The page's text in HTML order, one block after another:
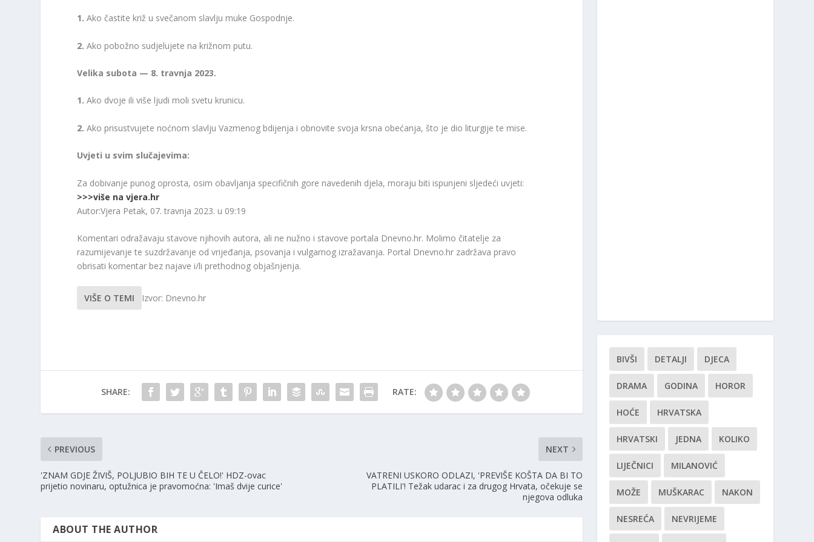
1. Ako častite križ u svečanom slavlju muke Gospodnje.
2. Ako pobožno sudjelujete na križnom putu.
Velika subota — 8. travnja 2023.
1.Ako dvoje ili više ljudi moli svetu krunicu.
2. Ako prisustvujete noćnom slavlju Vazmenog bdijenja i obnovite svoja krsna obećanja, što je dio liturgije te mise.
Uvjeti u svim slučajevima:
Za dobivanje punog oprosta, osim obavljanja specifičnih gore navedenih djela, moraju biti ispunjeni sljedeći uvjeti:
>>>više na vjera.hr
Autor:Vjera Petak, 07. travnja 2023. u 09:19
Komentari odražavaju stavove njihovih autora, ali ne nužno i stavove portala Dnevno.hr. Molimo čitatelje za
razumijevanje te suzdržavanje od vrijeđanja, psovanja i vulgarnog izražavanja. Portal Dnevno.hr zadržava pravo
obrisati komentar bez najave i/li prethodnog objašnjenja.
VIŠE O TEMI Izvor: Dnevno.hr
SHARE: RATE:
PREVIOUS
'ZNAM GDJE ŽIVIŠ, POLJUBIO BIH TE U ČELO!' HDZ-ovac
prijetio novinaru, optužnica je pravomoćna: 'Imaš dvije curice'
NEXT
VATRENI USKORO ODLAZI, 'PREVIŠE KOŠTA DA BI TO
PLATILI'! Težak udarac i za drugog Hrvata, očekuje se
njegova odluka
ABOUT THE AUTHOR
BIVŠI DETALJI DJECA
DRAMA GODINA HOROR
HOĆE HRVATSKA
HRVATSKI JEDNA KOLIKO
LIJEČNICI MILANOVIĆ
MOŽE MUŠKARAC NAKON
NESREĆA NEVRIJEME